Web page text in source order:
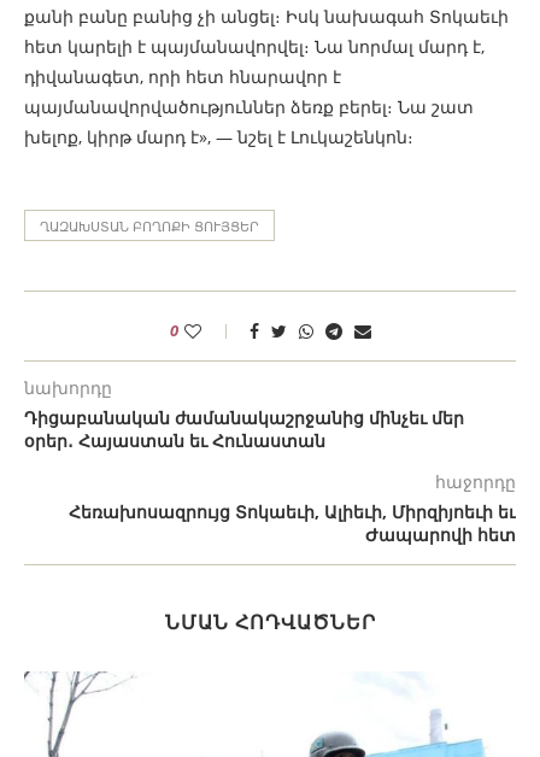
քանի բանը բանից չի անցել։ Իսկ նախագահ Տոկաեւի
հետ կարելի է պայմանավորվել։ Նա նորմալ մարդ է,
դիվանագետ, որի հետ հնարավոր է
պայմանավորվածություններ ձեռք բերել։ Նա շատ
խելոք, կիրթ մարդ է», — նշել է Լուկաշենկոն։
ՂԱԶԱԽՍՏԱՆ ԲՈՂՈՔԻ ՑՈՒՅՑԵՐ
0
նախորդը
Դիցաբանական ժամանակաշրջանից մինչեւ մեր
օրեր․ Հայաստան եւ Հունաստան
հաջորդը
Հեռախոսազրույց Տոկաեւի, Ալիեւի, Միրզիյոեւի եւ
Ժապարովի հետ
ՆՄԱՆ ՀՈԴՎԱԾՆԵՐ